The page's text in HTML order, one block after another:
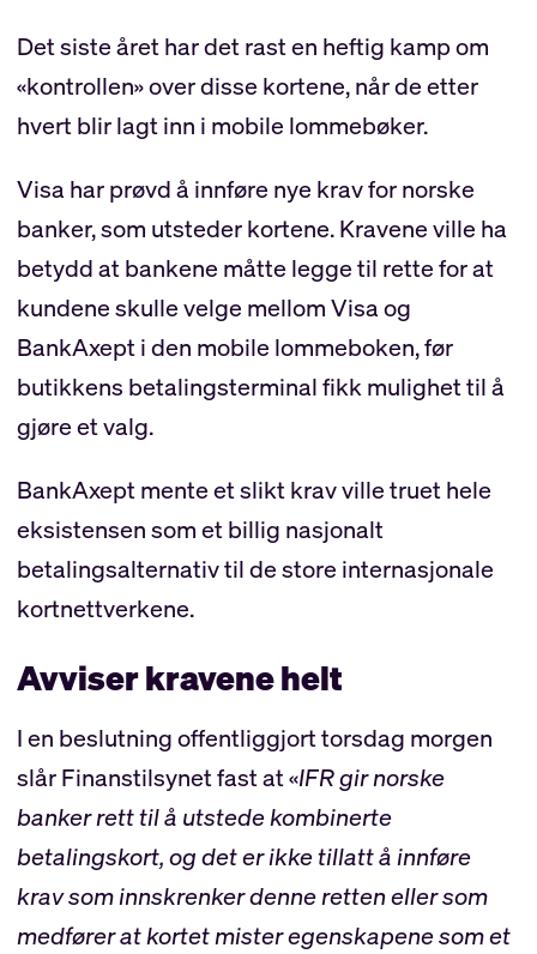
Det siste året har det rast en heftig kamp om
«kontrollen» over disse kortene, når de etter
hvert blir lagt inn i mobile lommebøker.
Visa har prøvd å innføre nye krav for norske
banker, som utsteder kortene. Kravene ville ha
betydd at bankene måtte legge til rette for at
kundene skulle velge mellom Visa og
BankAxept i den mobile lommeboken, før
butikkens betalingsterminal fikk mulighet til å
gjøre et valg.
BankAxept mente et slikt krav ville truet hele
eksistensen som et billig nasjonalt
betalingsalternativ til de store internasjonale
kortnettverkene.
Avviser kravene helt
I en beslutning offentliggjort torsdag morgen
slår Finanstilsynet fast at «IFR gir norske
banker rett til å utstede kombinerte
betalingskort, og det er ikke tillatt å innføre
krav som innskrenker denne retten eller som
medfører at kortet mister egenskapene som et